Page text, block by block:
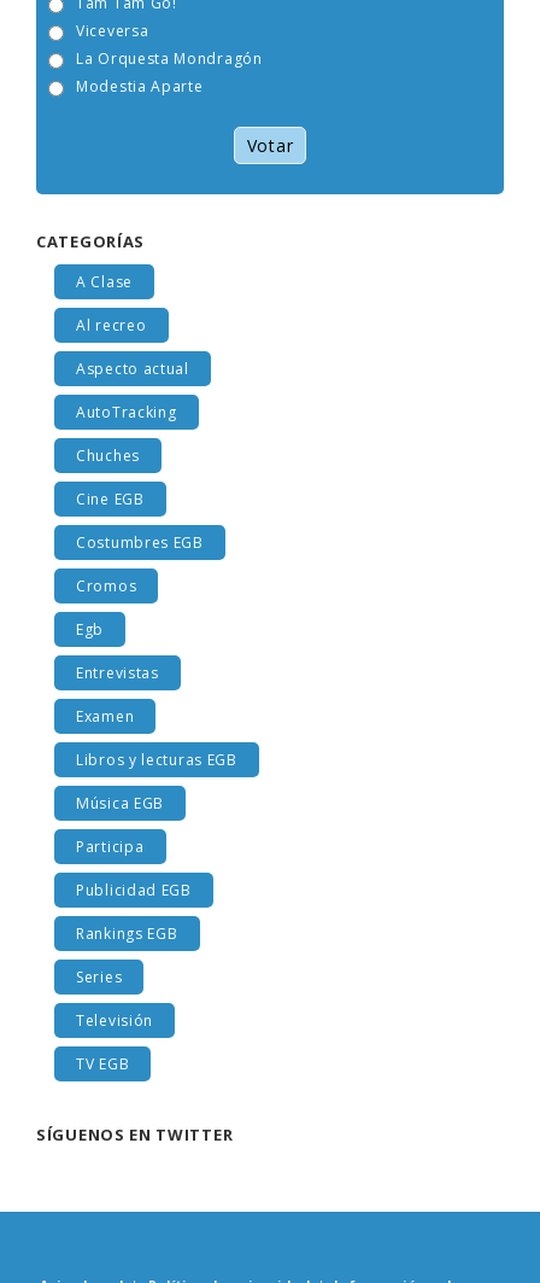
La Orquesta Mondragón
Modestia Aparte
Votar
A Clase
Al recreo
Aspecto actual
AutoTracking
Chuches
Cine EGB
Costumbres EGB
Cromos
Egb
Entrevistas
Examen
Libros y lecturas EGB
Música EGB
Participa
Publicidad EGB
Rankings EGB
Series
Televisión
TV EGB